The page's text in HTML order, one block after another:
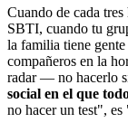
Cuando de cada
SBTI, cuando tu
la familia tiene
compañeros en la
radar — no hacerlo
social en el que
no hacer un test",